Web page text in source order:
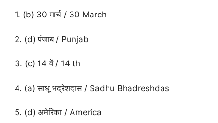
1. (b) 30 मार्च / 30 March
2. (d) पंजाब / Punjab
3. (c) 14 वें / 14 th
4. (a) साधू भद्रेशदास / Sadhu Bhadreshdas
5. (d) अमेरिका / America